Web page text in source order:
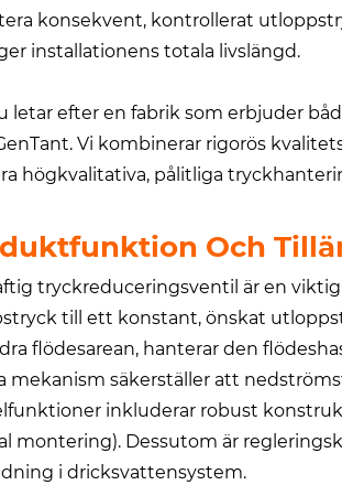
konsekvent, kontrollerat
installationens totala livslängd.
letar efter en fabrik som erbjuder
Vi kombinerar rigorös
högkvalitativa, pålitliga
Och
tryckreduceringsventil är en
till ett konstant, önskat
flödesarean, hanterar den
mekanism säkerställer att
inkluderar robust
montering). Dessutom är
i dricksvattensystem.